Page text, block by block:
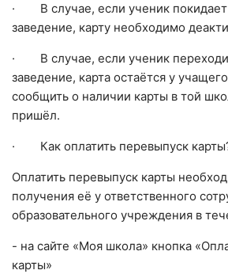
· В случае, если ученик покидает
заведение, карту необходимо
· В случае, если ученик
заведение, карта остаётся у
сообщить о наличии карты в той
пришёл.
· Как оплатить перевыпуск
Оплатить перевыпуск карты
получения её у ответственного
образовательного учреждения в
- на сайте «Моя школа» кнопка
карты»